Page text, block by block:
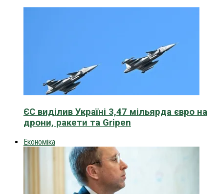
ЄС виділив Україні 3,47 мільярда євро на
дрони, ракети та Gripen
Економіка